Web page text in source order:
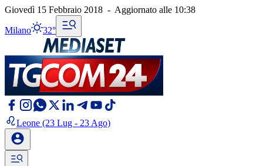
Giovedì 15 Febbraio 2018 - Aggiornato alle 10:38
Milano 32°
Leone (23 Lug - 23 Ago)